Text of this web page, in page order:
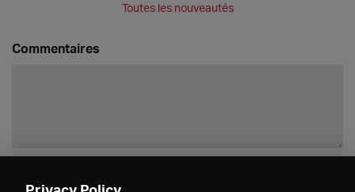
Toutes les nouveautés
Commentaires